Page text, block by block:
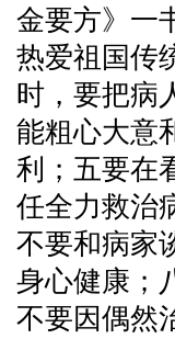
金要方》一
热爱祖国传
时，要把病
能粗心大意
利；五要在
任全力救治
不要和病家
身心健康；
不要因偶然